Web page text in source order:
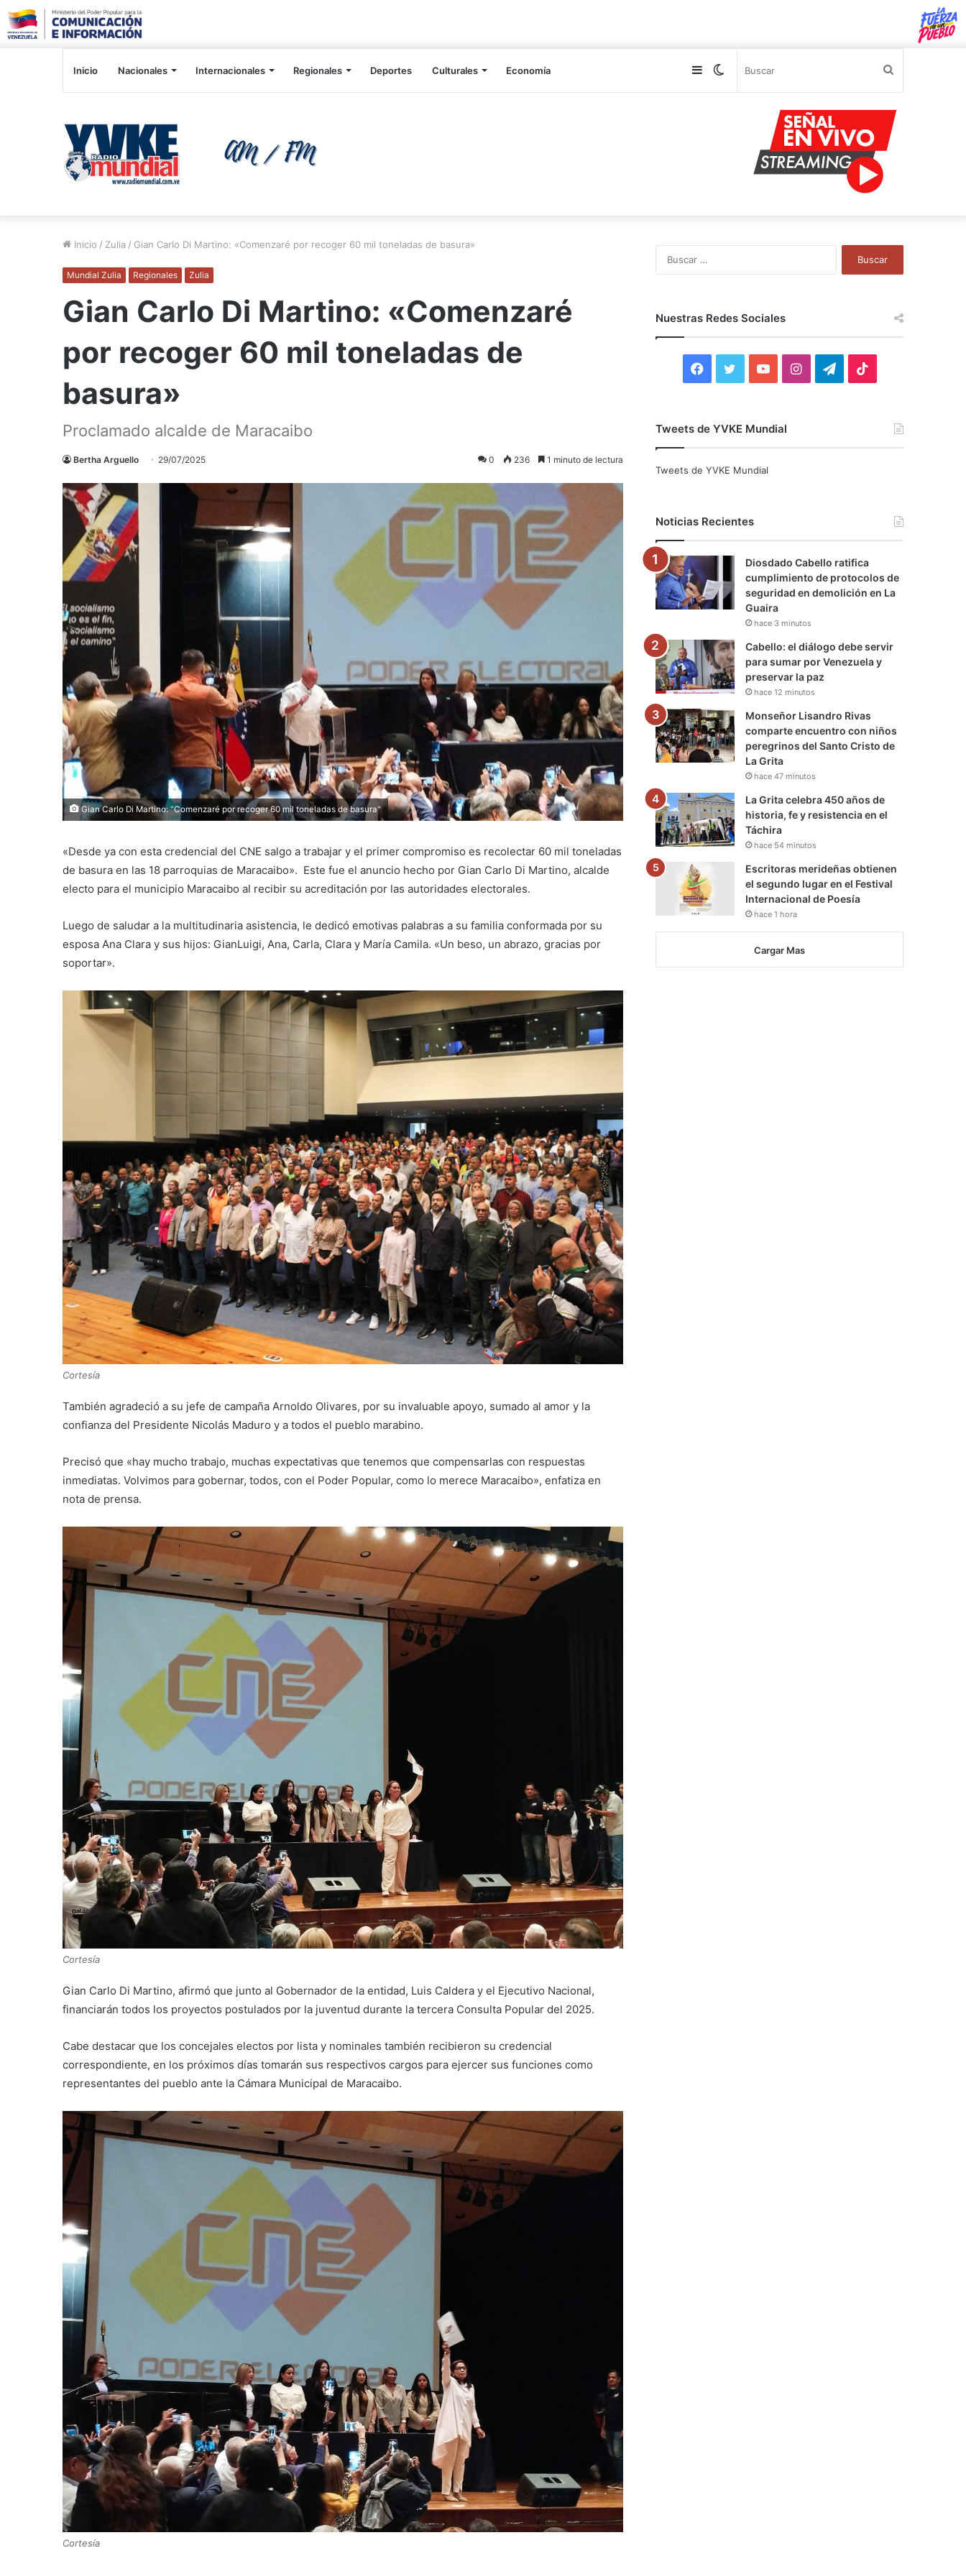
Inicio Nacionales Internacionales Regionales Deportes Culturales Economía Switch
Sidebar
Inicio / Zulia / Gian Carlo Di Martino: «Comenzaré por recoger 60 mil toneladas de basura»
Mundial Zulia Regionales Zulia
Gian Carlo Di Martino: «Comenzaré
por recoger 60 mil toneladas de
basura»
Proclamado alcalde de Maracaibo
Bertha Arguello 29/07/2025 0 236 1 minuto de lectura
Gian Carlo Di Martino: "Comenzaré por recoger 60 mil toneladas de basura"
«Desde ya con esta credencial del CNE salgo a trabajar y el primer compromiso es recolectar 60 mil toneladas
de basura en las 18 parroquias de Maracaibo». Este fue el anuncio hecho por Gian Carlo Di Martino, alcalde
electo para el municipio Maracaibo al recibir su acreditación por las autoridades electorales.
Luego de saludar a la multitudinaria asistencia, le dedicó emotivas palabras a su familia conformada por su
esposa Ana Clara y sus hijos: GianLuigi, Ana, Carla, Clara y María Camila. «Un beso, un abrazo, gracias por
soportar».
Cortesía
También agradeció a su jefe de campaña Arnoldo Olivares, por su invaluable apoyo, sumado al amor y la
confianza del Presidente Nicolás Maduro y a todos el pueblo marabino.
Precisó que «hay mucho trabajo, muchas expectativas que tenemos que compensarlas con respuestas
inmediatas. Volvimos para gobernar, todos, con el Poder Popular, como lo merece Maracaibo», enfatiza en
nota de prensa.
Cortesía
Gian Carlo Di Martino, afirmó que junto al Gobernador de la entidad, Luis Caldera y el Ejecutivo Nacional,
financiarán todos los proyectos postulados por la juventud durante la tercera Consulta Popular del 2025.
Cabe destacar que los concejales electos por lista y nominales también recibieron su credencial
correspondiente, en los próximos días tomarán sus respectivos cargos para ejercer sus funciones como
representantes del pueblo ante la Cámara Municipal de Maracaibo.
Cortesía
Nuestras Redes Sociales
F
c
o
k
i
r
Y
u
e
I
r
a
m
T
a
m
Tweets de YVKE Mundial
Tweets de YVKE Mundial
Noticias Recientes
Diosdado Cabello ratifica
cumplimiento de protocolos de
seguridad en demolición en La
Guaira
hace 3 minutos
Cabello: el diálogo debe servir
para sumar por Venezuela y
preservar la paz
hace 12 minutos
Monseñor Lisandro Rivas
comparte encuentro con niños
peregrinos del Santo Cristo de
La Grita
hace 47 minutos
La Grita celebra 450 años de
historia, fe y resistencia en el
Táchira
hace 54 minutos
Escritoras merideñas obtienen
el segundo lugar en el Festival
Internacional de Poesía
hace 1 hora
Cargar Mas